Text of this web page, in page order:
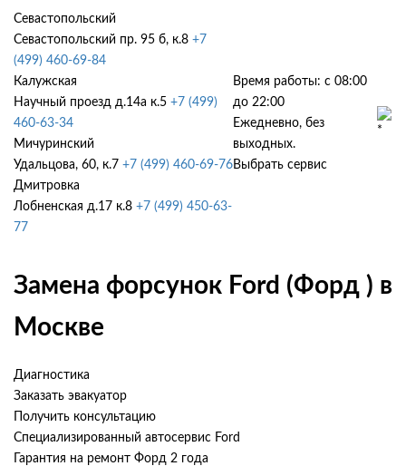
Севастопольский
Севастопольский пр. 95 б, к.8 +7
(499) 460-69-84
Калужская
Научный проезд д.14а к.5 +7 (499)
460-63-34
Мичуринский
Удальцова, 60, к.7 +7 (499) 460-69-76
Дмитровка
Лобненская д.17 к.8 +7 (499) 450-63-
77
Время работы: с 08:00
до 22:00
Ежедневно, без
выходных.
Выбрать сервис
Замена форсунок Ford (Форд ) в
Москве
Диагностика
Заказать эвакуатор
Получить консультацию
Специализированный автосервис Ford
Гарантия на ремонт Форд 2 года